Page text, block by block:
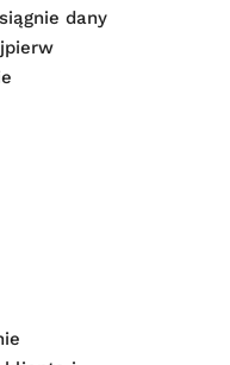
dany